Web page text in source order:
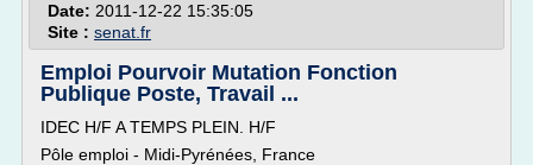
Date: 2011-12-22 15:35:05
Site : senat.fr
Emploi Pourvoir Mutation Fonction
Publique Poste, Travail ...
IDEC H/F A TEMPS PLEIN. H/F
Pôle emploi - Midi-Pyrénées, France